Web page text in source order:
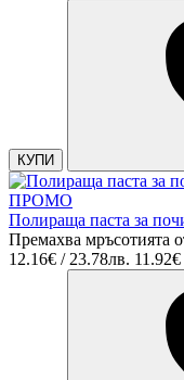
КУПИ
ПРОМО
Полираща паста за
Премахва мръсотията
12.16€ / 23.78лв.